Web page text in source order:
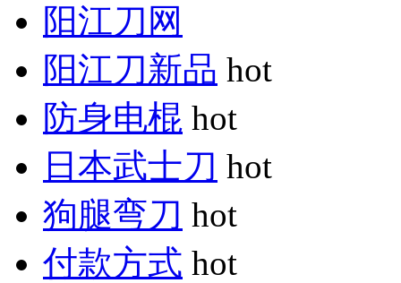
阳江刀网
阳江刀新品 hot
防身电棍 hot
日本武士刀 hot
狗腿弯刀 hot
付款方式 hot